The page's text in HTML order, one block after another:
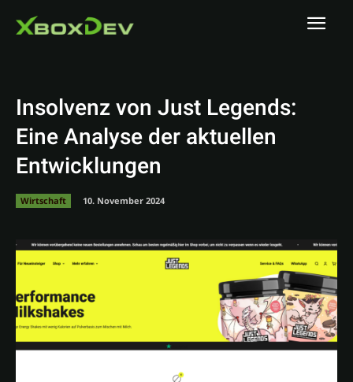
Insolvenz von Just Legends:
Eine Analyse der aktuellen
Entwicklungen
Wirtschaft 10. November 2024